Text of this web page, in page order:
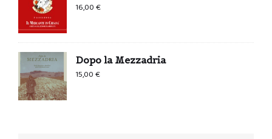
16,00€
Dopo la Mezzadria
15,00€